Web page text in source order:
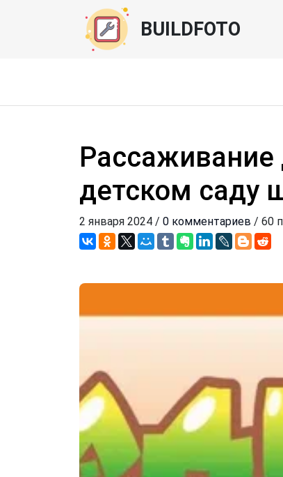
BUILDFOTO
Рассаживание
детском саду
2 января 2024 / 0 комментариев / 60